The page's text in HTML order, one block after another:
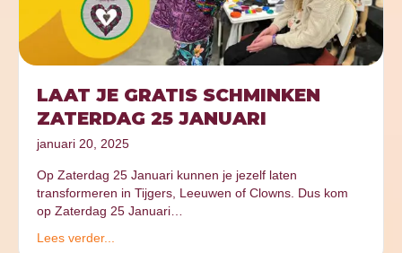
LAAT JE GRATIS SCHMINKEN
ZATERDAG 25 JANUARI
januari 20, 2025
Op Zaterdag 25 Januari kunnen je jezelf laten
transformeren in Tijgers, Leeuwen of Clowns. Dus kom
op Zaterdag 25 Januari…
Lees verder...